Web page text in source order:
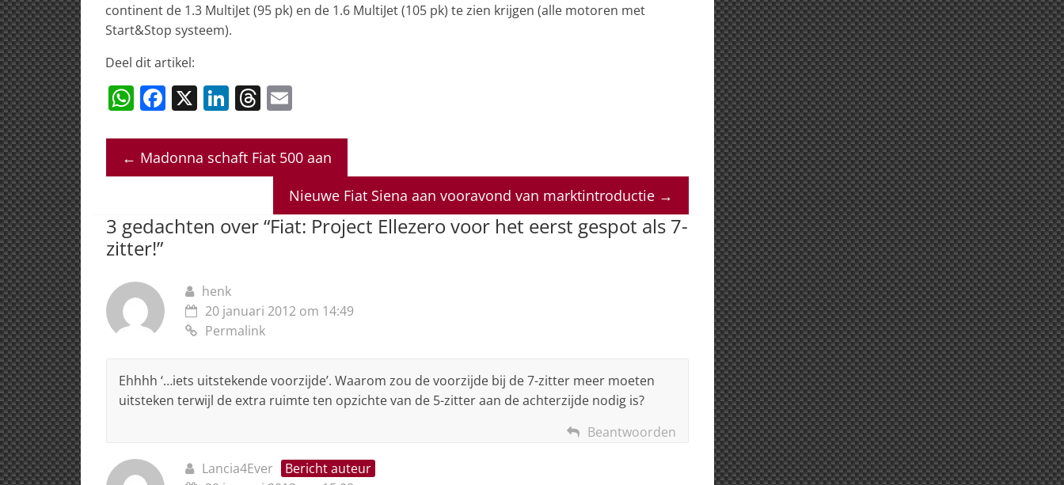
continent de 1.3 MultiJet (95 pk) en de 1.6 MultiJet (105 pk) te zien krijgen (alle motoren met
Start&Stop systeem).
Deel dit artikel:
W
at
s
p
p
F
c
e
o
X Li
k
e
n
T
re
a
s
ai
l
← Madonna schaft Fiat 500 aan
Nieuwe Fiat Siena aan vooravond van marktintroductie →
3 gedachten over “Fiat: Project Ellezero voor het eerst gespot als 7-
zitter!”
henk
20 januari 2012 om 14:49
Permalink
Ehhhh ‘…iets uitstekende voorzijde’. Waarom zou de voorzijde bij de 7-zitter meer moeten
uitsteken terwijl de extra ruimte ten opzichte van de 5-zitter aan de achterzijde nodig is?
Beantwoorden
Lancia4Ever
Bericht auteur